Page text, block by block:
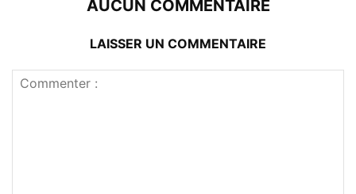
AUCUN COMMENTAIRE
LAISSER UN COMMENTAIRE